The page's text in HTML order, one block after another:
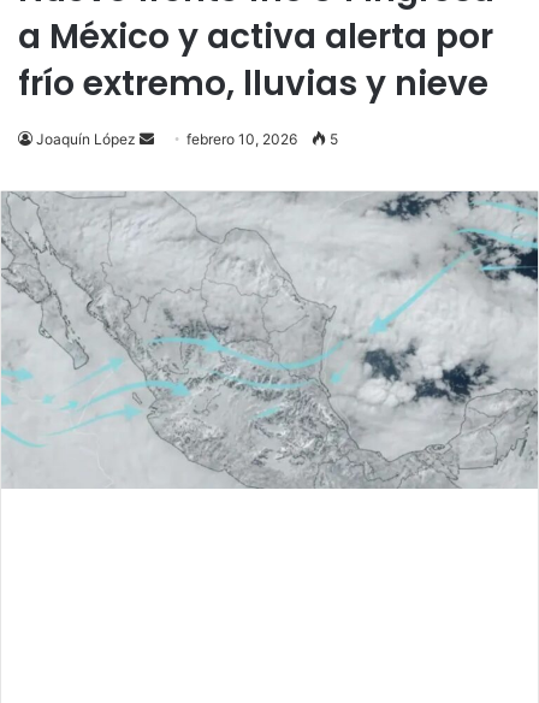
a México y activa alerta por
frío extremo, lluvias y nieve
Joaquín López
Send
email
febrero 10, 2026 5